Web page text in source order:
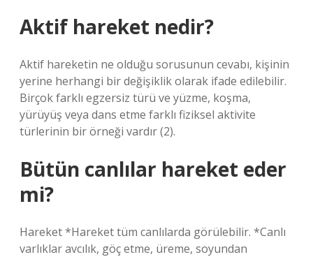
Aktif hareket nedir?
Aktif hareketin ne olduğu sorusunun cevabı, kişinin
yerine herhangi bir değişiklik olarak ifade edilebilir.
Birçok farklı egzersiz türü ve yüzme, koşma,
yürüyüş veya dans etme farklı fiziksel aktivite
türlerinin bir örneği vardır (2).
Bütün canlılar hareket eder
mi?
Hareket *Hareket tüm canlılarda görülebilir. *Canlı
varlıklar avcılık, göç etme, üreme, soyundan